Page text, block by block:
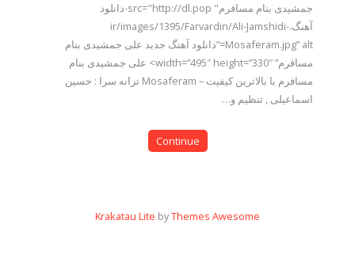
جمشیدی بنام مسافرم" src="http://dl.pop-دانلود
آهنگ.ir/images/1395/Farvardin/Ali-Jamshidi-
Mosaferam.jpg” alt=”دانلود آهنگ جدید علی جمشیدی بنام
مسافرم” width=”495″ height=”330″> علی جمشیدی بنام
مسافرم با بالاترین کیفیت – Mosaferam ترانه سرا : حسین
اسماعیلی , تنظیم و…
Continue
Krakatau Lite byThemes Awesome